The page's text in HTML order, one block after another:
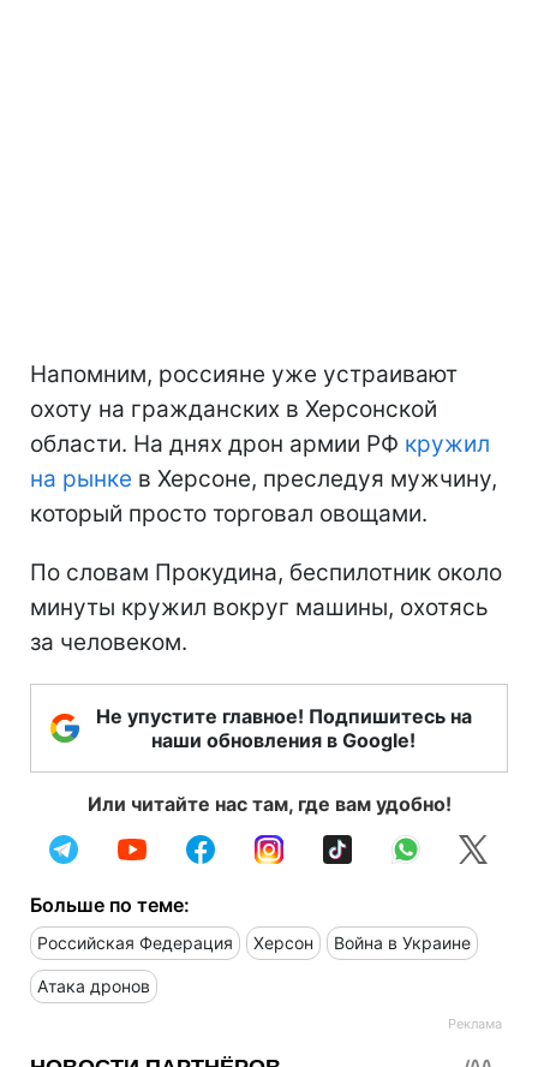
Напомним, россияне уже устраивают
охоту на гражданских в Херсонской
области. На днях дрон армии РФ кружил
на рынке в Херсоне, преследуя мужчину,
который просто торговал овощами.
По словам Прокудина, беспилотник около
минуты кружил вокруг машины, охотясь
за человеком.
Не упустите главное! Подпишитесь на
наши обновления в Google!
Или читайте нас там, где вам удобно!
Больше по теме:
Российская Федерация Херсон Война в Украине
Атака дронов